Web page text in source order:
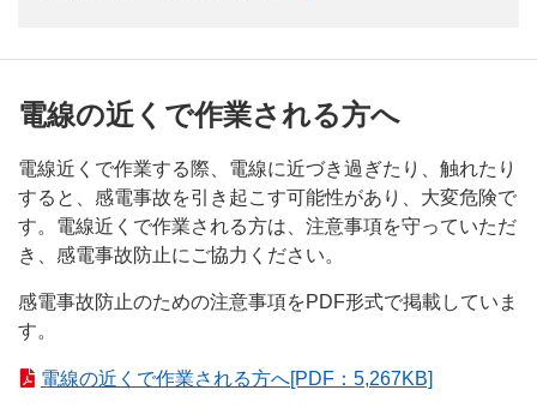
最終保障供給のご契約について
電柱・地中管路等のご利用（標準実施要領）について
「省エネ」電化機器について
土地・建物に関するお申込み・お問い合わせについて
電線の近くで作業される方へ
電線近くで作業する際、電線に近づき過ぎたり、触れたり
すると、感電事故を引き起こす可能性があり、大変危険で
す。電線近くで作業される方は、注意事項を守っていただ
き、感電事故防止にご協力ください。
感電事故防止のための注意事項をPDF形式で掲載していま
す。
電線の近くで作業される方へ[PDF：5,267KB]